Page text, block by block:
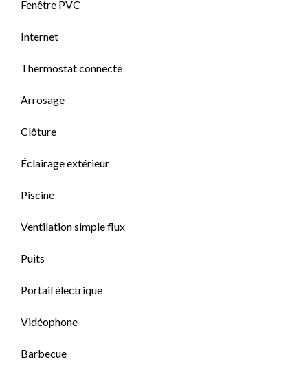
Fenêtre PVC
Internet
Thermostat connecté
Arrosage
Clôture
Éclairage extérieur
Piscine
Ventilation simple flux
Puits
Portail électrique
Vidéophone
Barbecue